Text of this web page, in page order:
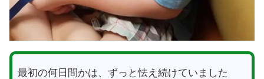
最初の何日間かは、ずっと怯え続けていました